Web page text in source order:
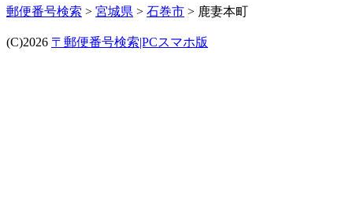
郵便番号検索 > 宮城県 > 石巻市 > 鹿妻本町
(C)2026 〒郵便番号検索|PCスマホ版